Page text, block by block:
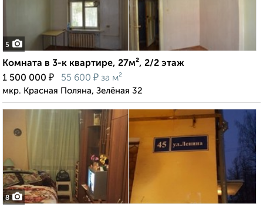
5
Комната в 3-к квартире, 27м², 2/2 этаж
1 500 000 ₽ 55 600 ₽ за м²
мкр. Красная Поляна, Зелёная 32
8